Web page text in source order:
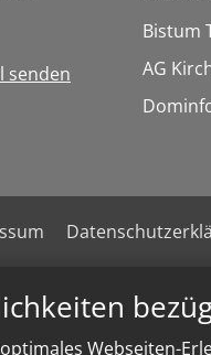
Webseiten-
senden
Bistum
AG